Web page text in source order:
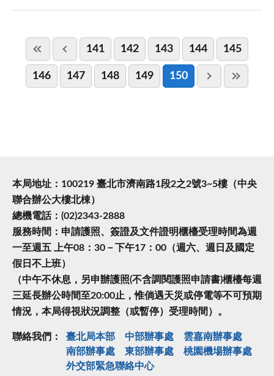
141 142 143 144 145
146 147 148 149 150
本局地址：100219 臺北市濟南路1段2之2號3~5樓（中央
聯合辦公大樓北棟）
總機電話：(02)2343-2888
服務時間：申請護照、簽證及文件證明櫃檯受理時間為週
一至週五 上午08：30－下午17：00（週六、週日及國定
假日不上班）
（中午不休息，另申辦護照(不含調閱護照申請書)櫃檯每週
三延長辦公時間至20:00止，惟倘遇天災或停電等不可預期
情況，本局得視狀況調整（或暫停）受理時間）。
聯絡我們： 臺北局本部 中部辦事處
雲嘉南辦事處
南部辦事處
東部辦事處
桃園機場辦事處
外交部緊急聯絡中⼼